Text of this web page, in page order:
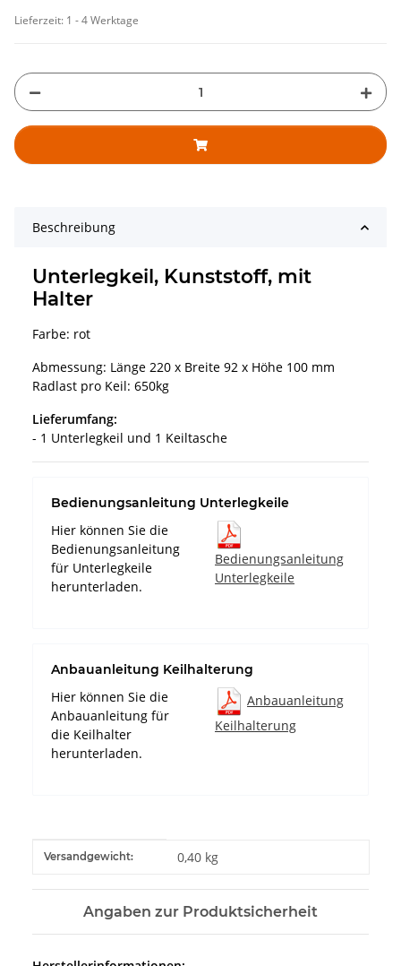
Lieferzeit: 1 - 4 Werktage
Beschreibung
Unterlegkeil, Kunststoff, mit
Halter
Farbe: rot
Abmessung: Länge 220 x Breite 92 x Höhe 100 mm
Radlast pro Keil: 650kg
Lieferumfang:
- 1 Unterlegkeil und 1 Keiltasche
Bedienungsanleitung Unterlegkeile
Hier können Sie die
Bedienungsanleitung
für Unterlegkeile
herunterladen.
Bedienungsanleitung
Unterlegkeile
Anbauanleitung Keilhalterung
Hier können Sie die
Anbauanleitung für
die Keilhalter
herunterladen.
Anbauanleitung
Keilhalterung
Produkteigenschaft
Wert
Versandgewicht: 0,40 kg
Angaben zur Produktsicherheit